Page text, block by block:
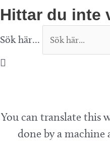
Hittar du inte
Sök här...
You can translate this
done by a machine